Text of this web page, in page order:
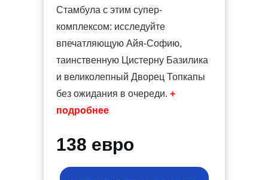
Стамбула с этим супер-
комплексом: исследуйте
впечатляющую Айя-Софию,
таинственную Цистерну Базилика
и великолепный Дворец Топкапы
без ожидания в очереди. +
подробнее
138 евро